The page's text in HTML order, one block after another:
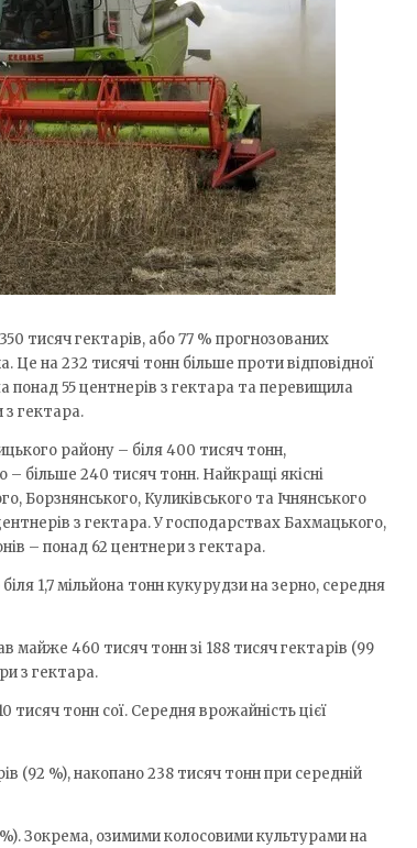
тисяч гектарів, або 77 % прогнозованих
Це на 232 тисячі тонн більше проти відповідної
понад 55 центнерів з гектара та перевищила
з гектара.
району – біля 400 тисяч тонн,
більше 240 тисяч тонн. Найкращі якісні
Борзнянського, Куликівського та Ічнянського
з гектара. У господарствах Бахмацького,
– понад 62 центнери з гектара.
1,7 мільйона тонн кукурудзи на зерно, середня
майже 460 тисяч тонн зі 188 тисяч гектарів (99
з гектара.
тисяч тонн сої. Середня врожайність цієї
(92 %), накопано 238 тисяч тонн при середній
Зокрема, озимими колосовими культурами на